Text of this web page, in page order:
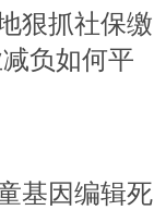
狠抓社保缴
负如何平
基因编辑死